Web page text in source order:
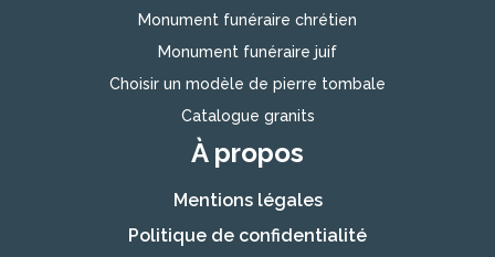
Monument funéraire chrétien
Monument funéraire juif
Choisir un modèle de pierre tombale
Catalogue granits
À propos
Mentions légales
Politique de confidentialité